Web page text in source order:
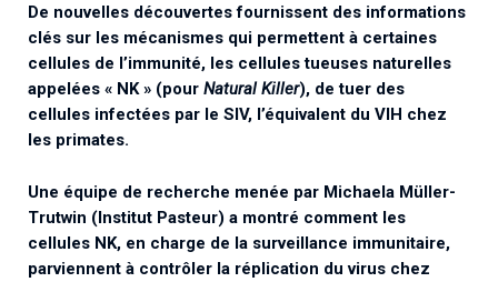
Associations de patient.e.s
Collaboration avec les acteurs communautaires
Cellule Émergence mpox
Ouverte depuis décembre 2023, pour suivre l'épidémie
en RDC, elle reste active suite à des cas à Mayotte et à
La Réunion.
Retrouvez toutes les cellules Émergence, actives ou
inactives.
De nouvelles découvertes fournissent des informations
clés sur les mécanismes qui permettent à certaines
cellules de l’immunité, les cellules tueuses naturelles
appelées « NK » (pour Natural Killer), de tuer des
cellules infectées par le SIV, l’équivalent du VIH chez
les primates.
Une équipe de recherche menée par Michaela Müller-
Trutwin (Institut Pasteur) a montré comment les
cellules NK, en charge de la surveillance immunitaire,
parviennent à contrôler la réplication du virus chez